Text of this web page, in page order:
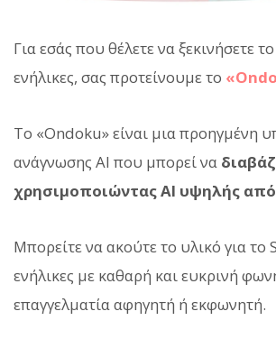
Για εσάς που θέλετε να ξεκινήσετε
ενήλικες, σας προτείνουμε το
Το «Ondoku» είναι μια προηγμένη
ανάγνωσης AI που μπορεί να
χρησιμοποιώντας AI υψηλής
Μπορείτε να ακούτε το υλικό για το
ενήλικες με καθαρή και ευκρινή
επαγγελματία αφηγητή ή εκφωνητή.